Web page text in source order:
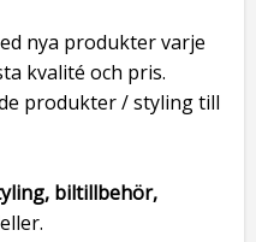
nya produkter varje
kvalité och pris.
produkter / styling till
biltillbehör,